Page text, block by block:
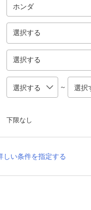
選択する
選択する
～
下限なし
しい条件を指定する